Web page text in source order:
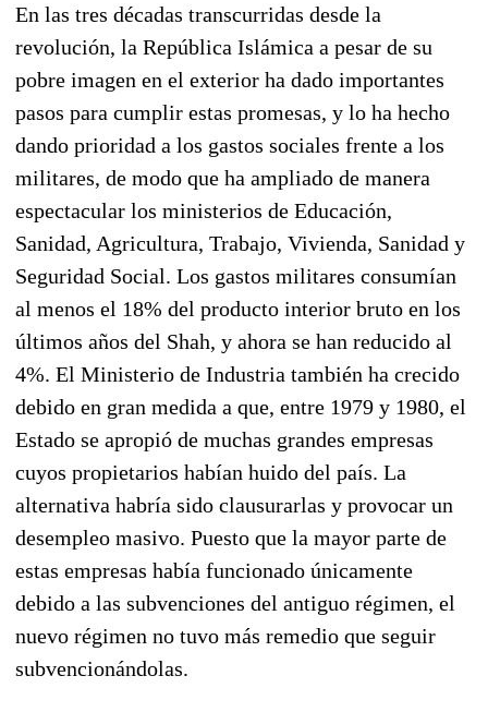
En las tres décadas transcurridas desde la
revolución, la República Islámica a pesar de su
pobre imagen en el exterior ha dado importantes
pasos para cumplir estas promesas, y lo ha hecho
dando prioridad a los gastos sociales frente a los
militares, de modo que ha ampliado de manera
espectacular los ministerios de Educación,
Sanidad, Agricultura, Trabajo, Vivienda, Sanidad y
Seguridad Social. Los gastos militares consumían
al menos el 18% del producto interior bruto en los
últimos años del Shah, y ahora se han reducido al
4%. El Ministerio de Industria también ha crecido
debido en gran medida a que, entre 1979 y 1980, el
Estado se apropió de muchas grandes empresas
cuyos propietarios habían huido del país. La
alternativa habría sido clausurarlas y provocar un
desempleo masivo. Puesto que la mayor parte de
estas empresas había funcionado únicamente
debido a las subvenciones del antiguo régimen, el
nuevo régimen no tuvo más remedio que seguir
subvencionándolas.